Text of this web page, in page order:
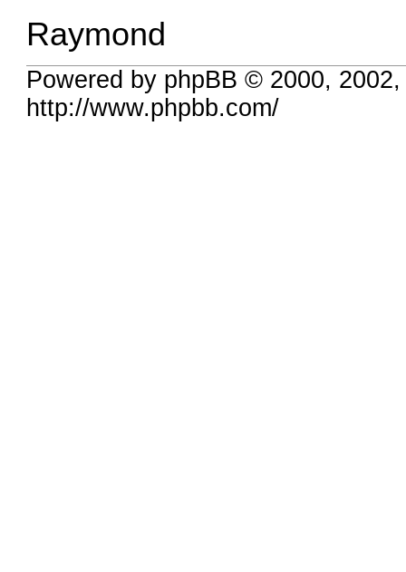
Raymond
Powered by phpBB © 2000,
http://www.phpbb.com/